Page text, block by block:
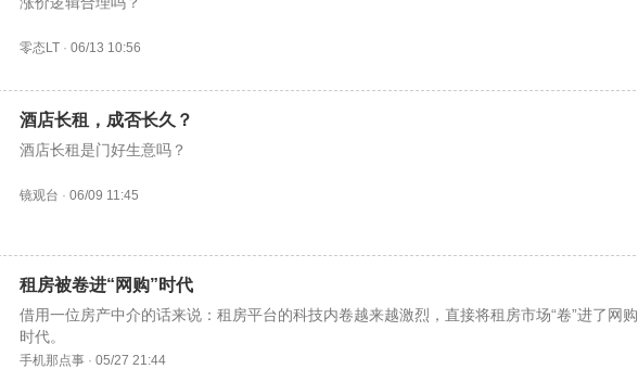
零态LT · 06/13 10:56
酒店长租，成否长久？
酒店长租是门好生意吗？
镜观台 · 06/09 11:45
租房被卷进“网购”时代
借用一位房产中介的话来说：租房平台的科技内卷越来越激烈，直接将租房市场“卷”进了网购
时代。
手机那点事 · 05/27 21:44